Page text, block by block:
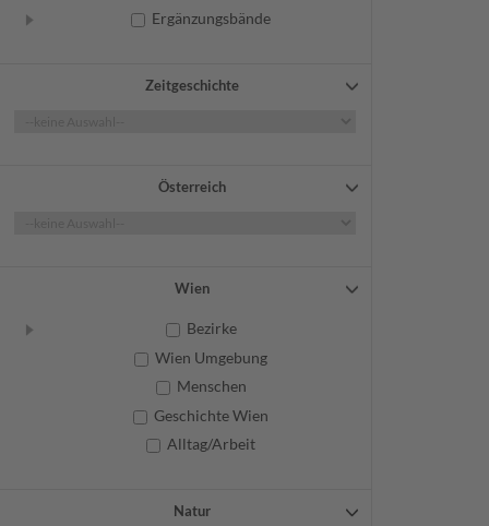
Ergänzungsbände
Zeitgeschichte
Österreich
Wien
Bezirke
Wien Umgebung
Menschen
Geschichte Wien
Alltag/Arbeit
Natur